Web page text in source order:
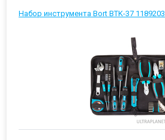
Набор инструмента Bort BTK-37 1189203